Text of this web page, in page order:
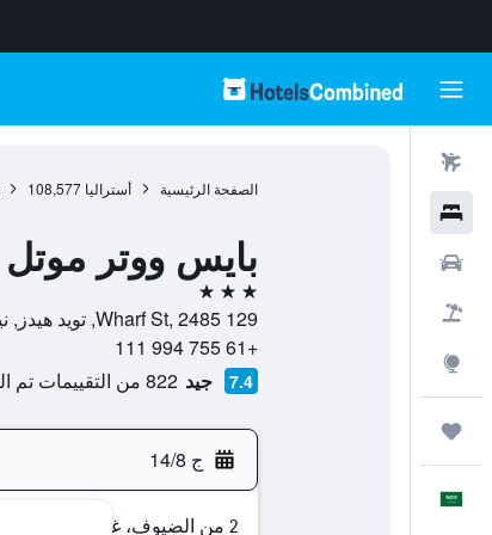
الصفحة الرئيسية أستراليا 108,577
بايس ووتر موتل
3 نجوم
129 Wharf St, 2485, تويد هيدز, نيو ساوث ويلز, أستراليا
+61 755 994 111
7.4 جيد 822 من التقييمات تم التحقق منها
ج 14/8
2 من الضيوف، غرفة واحدة